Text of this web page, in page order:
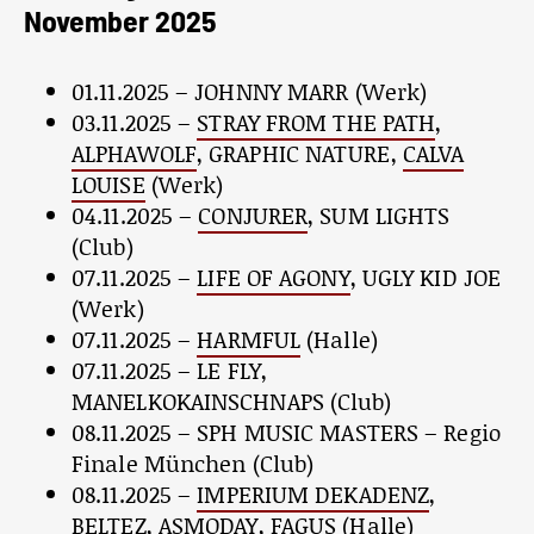
November 2025
01.11.2025 – JOHNNY MARR (Werk)
03.11.2025 – STRAY FROM THE PATH,
ALPHAWOLF, GRAPHIC NATURE, CALVA
LOUISE (Werk)
04.11.2025 – CONJURER, SUM LIGHTS
(Club)
07.11.2025 –LIFE OF AGONY, UGLY KID JOE
(Werk)
07.11.2025 –HARMFUL (Halle)
07.11.2025 – LE FLY,
MANELKOKAINSCHNAPS (Club)
08.11.2025 – SPH MUSIC MASTERS – Regio
Finale München (Club)
08.11.2025 –IMPERIUM DEKADENZ,
BELTEZ, ASMODAY, FAGUS (Halle)